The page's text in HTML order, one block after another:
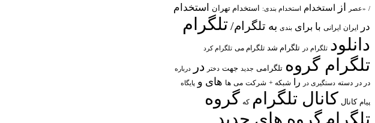
/ «عصر از استخدام استخدام بندی: استخدام تهران
استخدام
در
ایران ایرانی با برای بندی به تلگرام/ تلگرام
دانلود تلگرام در تلگرام شد تلگرام می تلگرام کرد
تلگرام گروه تلگرامی جدید جهت دختر در درباره
در در دسته دستگیری در را شبکه + شرکت می ها های و پایگاه
پیام کانال کانال تلگرام که گروه
تلگرام گروه های جدید